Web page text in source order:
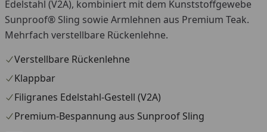
Edelstahl (V2A), kombiniert mit dem Kunststoffgewebe
Sunproof® Sling sowie Armlehnen aus Premium Teak.
Mehrfach verstellbare Rückenlehne.
Verstellbare Rückenlehne
Klappbar
Filigranes Edelstahl-Gestell (V2A)
Premium-Bespannung aus Sunproof Sling